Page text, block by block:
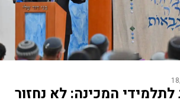
לתלמידי המכינה: לא נחזור